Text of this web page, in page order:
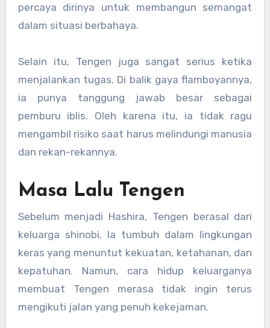
percaya dirinya untuk membangun semangat
dalam situasi berbahaya.
Selain itu, Tengen juga sangat serius ketika
menjalankan tugas. Di balik gaya flamboyannya,
ia punya tanggung jawab besar sebagai
pemburu iblis. Oleh karena itu, ia tidak ragu
mengambil risiko saat harus melindungi manusia
dan rekan-rekannya.
Masa Lalu Tengen
Sebelum menjadi Hashira, Tengen berasal dari
keluarga shinobi. Ia tumbuh dalam lingkungan
keras yang menuntut kekuatan, ketahanan, dan
kepatuhan. Namun, cara hidup keluarganya
membuat Tengen merasa tidak ingin terus
mengikuti jalan yang penuh kekejaman.